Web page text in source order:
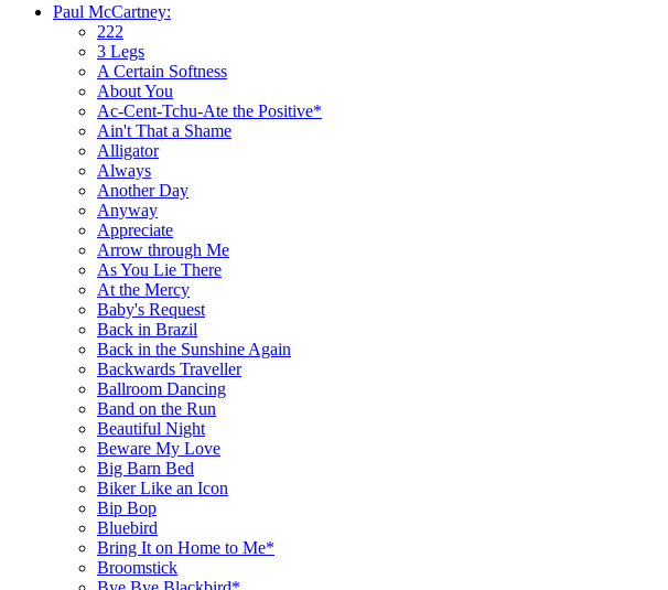
Paul McCartney:
222
3 Legs
A Certain Softness
About You
Ac-Cent-Tchu-Ate the Positive*
Ain't That a Shame
Alligator
Always
Another Day
Anyway
Appreciate
Arrow through Me
As You Lie There
At the Mercy
Baby's Request
Back in Brazil
Back in the Sunshine Again
Backwards Traveller
Ballroom Dancing
Band on the Run
Beautiful Night
Beware My Love
Big Barn Bed
Biker Like an Icon
Bip Bop
Bluebird
Bring It on Home to Me*
Broomstick